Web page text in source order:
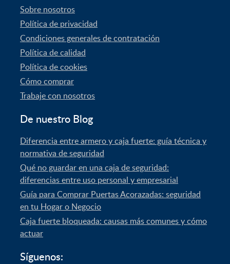
Sobre nosotros
Política de privacidad
Condiciones generales de contratación
Política de calidad
Política de cookies
Cómo comprar
Trabaje con nosotros
De nuestro Blog
Diferencia entre armero y caja fuerte: guía técnica y
normativa de seguridad
Qué no guardar en una caja de seguridad:
diferencias entre uso personal y empresarial
Guía para Comprar Puertas Acorazadas: seguridad
en tu Hogar o Negocio
Caja fuerte bloqueada: causas más comunes y cómo
actuar
Síguenos: